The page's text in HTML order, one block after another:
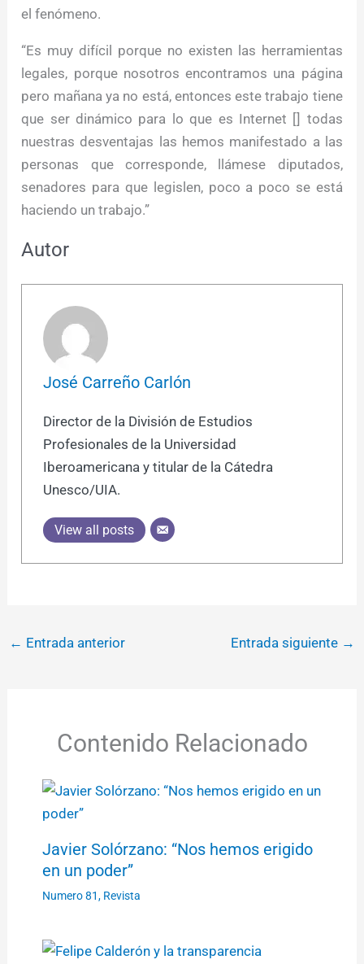
el fenómeno.
“Es muy difícil porque no existen las herramientas
legales, porque nosotros encontramos una página
pero mañana ya no está, entonces este trabajo tiene
que ser dinámico para lo que es Internet [] todas
nuestras desventajas las hemos manifestado a las
personas que corresponde, llámese diputados,
senadores para que legislen, poco a poco se está
haciendo un trabajo.”
Autor
José Carreño Carlón
Director de la División de Estudios
Profesionales de la Universidad
Iberoamericana y titular de la Cátedra
Unesco/UIA.
View all posts
← Entrada anterior Entrada siguiente →
Contenido Relacionado
Javier Solórzano: “Nos hemos erigido
en un poder”
Numero 81, Revista